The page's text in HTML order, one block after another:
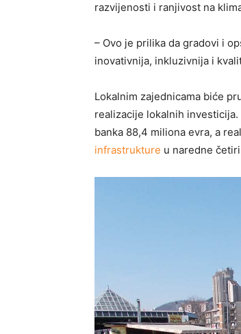
razvijenosti i ranjivost na
– Ovo je prilika da gradovi i
inovativnija, inkluzivnija i
Lokalnim zajednicama biće
realizacije lokalnih
banka 88,4 miliona evra, a
infrastrukture u naredne